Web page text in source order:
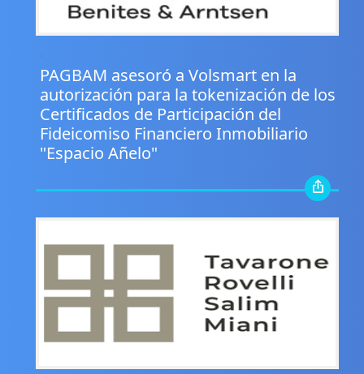
PAGBAM asesoró a Volsmart en la
autorización para la tokenización de los
Certificados de Participación del
Fideicomiso Financiero Inmobiliario
"Espacio Añelo"